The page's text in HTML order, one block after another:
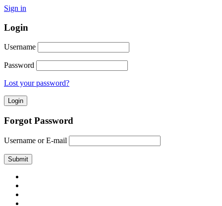
Sign in
Login
Username
Password
Lost your password?
Forgot Password
Username or E-mail